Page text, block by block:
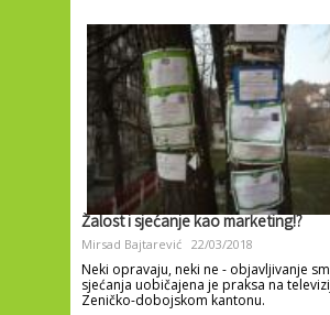
Žalost i sjećanje kao marketing!?
Mirsad Bajtarević 22/03/2018
Neki opravaju, neki ne - objavljivanje
sjećanja uobičajena je praksa na
Zeničko-dobojskom kantonu.